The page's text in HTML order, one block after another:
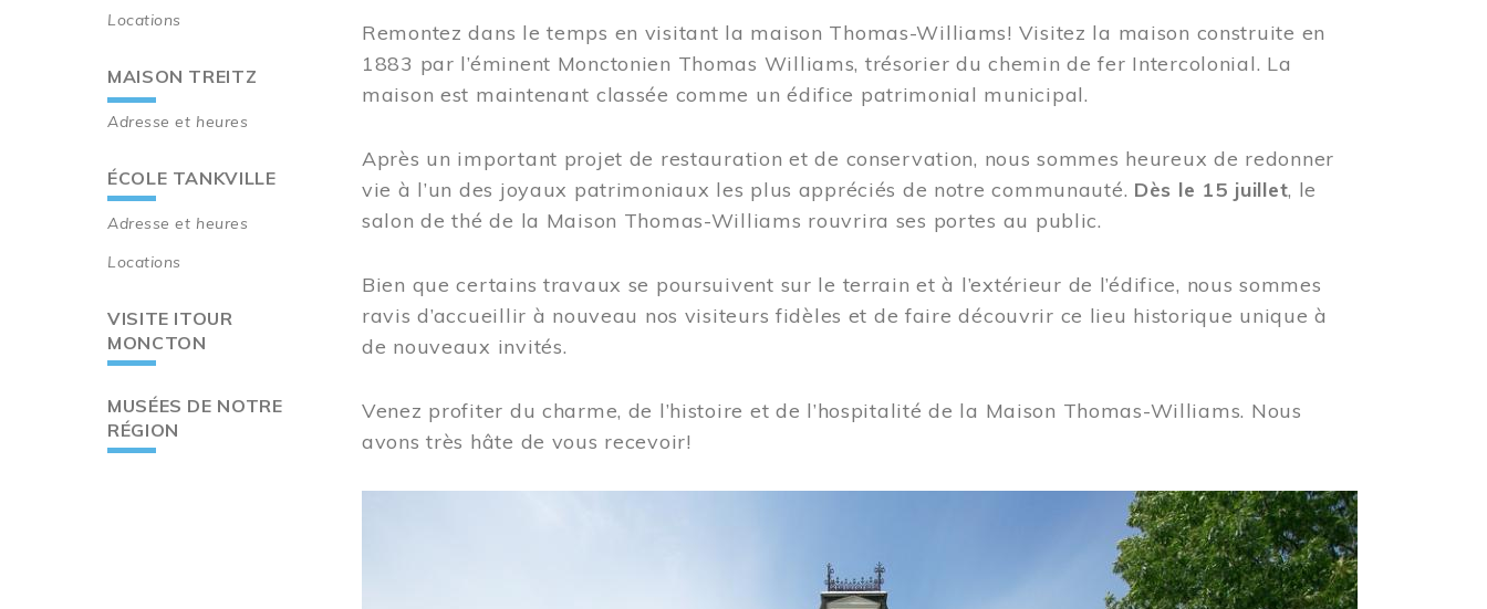
Locations
MAISON TREITZ
Adresse et heures
ÉCOLE TANKVILLE
Adresse et heures
Locations
VISITE ITOUR
MONCTON
MUSÉES DE NOTRE
RÉGION
Remontez dans le temps en visitant la maison Thomas-Williams! Visitez la maison construite en
1883 par l’éminent Monctonien Thomas Williams, trésorier du chemin de fer Intercolonial. La
maison est maintenant classée comme un édifice patrimonial municipal.
Après un important projet de restauration et de conservation, nous sommes heureux de redonner
vie à l’un des joyaux patrimoniaux les plus appréciés de notre communauté. Dès le 15 juillet, le
salon de thé de la Maison Thomas-Williams rouvrira ses portes au public.
Bien que certains travaux se poursuivent sur le terrain et à l’extérieur de l’édifice, nous sommes
ravis d’accueillir à nouveau nos visiteurs fidèles et de faire découvrir ce lieu historique unique à
de nouveaux invités.
Venez profiter du charme, de l’histoire et de l’hospitalité de la Maison Thomas-Williams. Nous
avons très hâte de vous recevoir!